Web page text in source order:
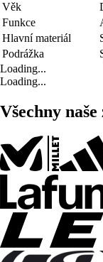
Věk
Funkce
Hlavní materiál
Podrážka
Loading...
Loading...
Všechny